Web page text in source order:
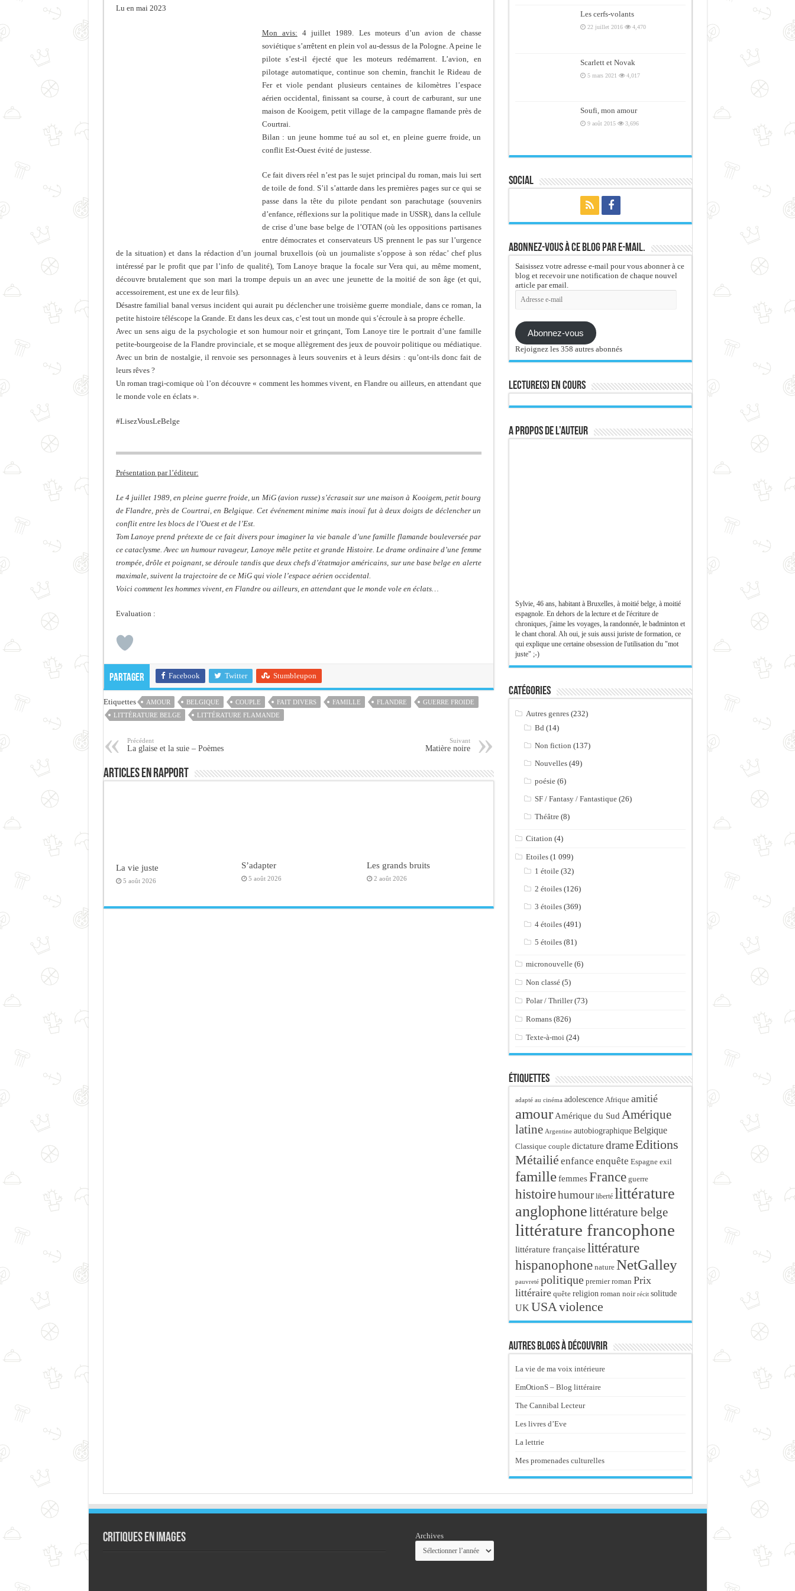
Lu en mai 2023
Mon avis: 4 juillet 1989. Les moteurs d’un avion de chasse
soviétique s’arrêtent en plein vol au-dessus de la Pologne. A peine le
pilote s’est-il éjecté que les moteurs redémarrent. L’avion, en
pilotage automatique, continue son chemin, franchit le Rideau de
Fer et viole pendant plusieurs centaines de kilomètres l’espace
aérien occidental, finissant sa course, à court de carburant, sur une
maison de Kooigem, petit village de la campagne flamande près de
Courtrai.
Bilan : un jeune homme tué au sol et, en pleine guerre froide, un
conflit Est-Ouest évité de justesse.
Ce fait divers réel n’est pas le sujet principal du roman, mais lui sert
de toile de fond. S’il s’attarde dans les premières pages sur ce qui se
passe dans la tête du pilote pendant son parachutage (souvenirs
d’enfance, réflexions sur la politique made in USSR), dans la cellule
de crise d’une base belge de l’OTAN (où les oppositions partisanes
entre démocrates et conservateurs US prennent le pas sur l’urgence
de la situation) et dans la rédaction d’un journal bruxellois (où un journaliste s’oppose à son rédac’ chef plus
intéressé par le profit que par l’info de qualité), Tom Lanoye braque la focale sur Vera qui, au même moment,
découvre brutalement que son mari la trompe depuis un an avec une jeunette de la moitié de son âge (et qui,
accessoirement, est une ex de leur fils).
Désastre familial banal versus incident qui aurait pu déclencher une troisième guerre mondiale, dans ce roman, la
petite histoire téléscope la Grande. Et dans les deux cas, c’est tout un monde qui s’écroule à sa propre échelle.
Avec un sens aigu de la psychologie et son humour noir et grinçant, Tom Lanoye tire le portrait d’une famille
petite-bourgeoise de la Flandre provinciale, et se moque allègrement des jeux de pouvoir politique ou médiatique.
Avec un brin de nostalgie, il renvoie ses personnages à leurs souvenirs et à leurs désirs : qu’ont-ils donc fait de
leurs rêves ?
Un roman tragi-comique où l’on découvre « comment les hommes vivent, en Flandre ou ailleurs, en attendant que
le monde vole en éclats ».
#LisezVousLeBelge
Présentation par l’éditeur:
Le 4 juillet 1989, en pleine guerre froide, un MiG (avion russe) s’écrasait sur une maison à Kooigem, petit bourg
de Flandre, près de Courtrai, en Belgique. Cet événement minime mais inouï fut à deux doigts de déclencher un
conflit entre les blocs de l’Ouest et de l’Est.
Tom Lanoye prend prétexte de ce fait divers pour imaginer la vie banale d’une famille flamande bouleversée par
ce cataclysme. Avec un humour ravageur, Lanoye mêle petite et grande Histoire. Le drame ordinaire d’une femme
trompée, drôle et poignant, se déroule tandis que deux chefs d’étatmajor américains, sur une base belge en alerte
maximale, suivent la trajectoire de ce MiG qui viole l’espace aérien occidental.
Voici comment les hommes vivent, en Flandre ou ailleurs, en attendant que le monde vole en éclats…
Evaluation :
Partager Facebook Twitter Stumbleupon
Etiquettes AMOUR BELGIQUE COUPLE FAIT DIVERS FAMILLE FLANDRE
GUERRE FROIDE
LITTÉRATURE BELGE
LITTÉRATURE FLAMANDE
Précédent
La glaise et la suie – Poèmes
Suivant
Matière noire
Articles en rapport
La vie juste
5 août 2026
S’adapter
5 août 2026
Les grands bruits
2 août 2026
Les cerfs-volants
22 juillet 2016 4,470
Scarlett et Novak
5 mars 2021 4,017
Soufi, mon amour
9 août 2015 3,696
Social
Abonnez-vous à ce blog par e-mail.
Saisissez votre adresse e-mail pour vous abonner à ce
blog et recevoir une notification de chaque nouvel
article par email.
Adresse
Abonnez-vous
Rejoignez les 358 autres abonnés
Lecture(s) en cours
A propos de l’auteur
Sylvie, 46 ans, habitant à Bruxelles, à moitié belge, à moitié
espagnole. En dehors de la lecture et de l'écriture de
chroniques, j'aime les voyages, la randonnée, le badminton et
le chant choral. Ah oui, je suis aussi juriste de formation, ce
qui explique une certaine obsession de l'utilisation du "mot
juste" ;-)
Catégories
Autres genres (232)
Bd (14)
Non fiction (137)
Nouvelles (49)
poésie (6)
SF / Fantasy / Fantastique (26)
Théâtre (8)
Citation (4)
Etoiles (1 099)
1 étoile (32)
2 étoiles (126)
3 étoiles (369)
4 étoiles (491)
5 étoiles (81)
micronouvelle (6)
Non classé (5)
Polar / Thriller(73)
Romans (826)
Texte-à-moi (24)
Étiquettes
adapté au cinéma adolescence Afrique amitié
amour Amérique du Sud Amérique
latine Argentine autobiographique Belgique
Classique couple dictature drameEditions
Métailié enfance enquête Espagne exil
famille femmes France guerre
histoirehumour liberté littérature
anglophonelittérature belge
littérature francophone
littérature française littérature
hispanophone nature NetGalley
pauvreté politique premier roman Prix
littéraire quête religion roman noir récit solitude
UK USA violence
Autres blogs à découvrir
La vie de ma voix intérieure
EmOtionS – Blog littéraire
The Cannibal Lecteur
Les livres d’Eve
La lettrie
Mes promenades culturelles
Critiques en images Archives